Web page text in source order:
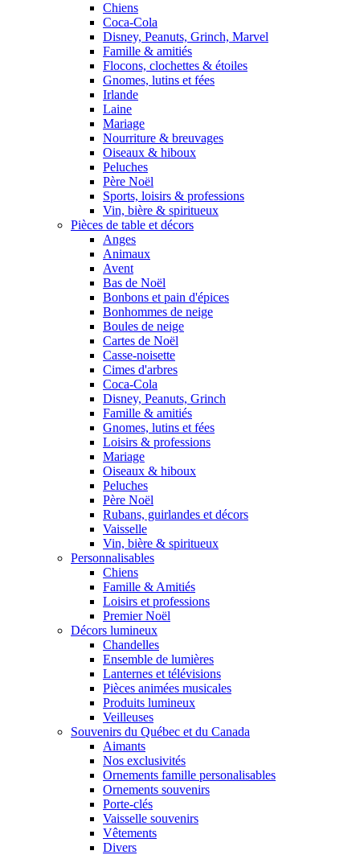
Chiens
Coca-Cola
Disney, Peanuts, Grinch, Marvel
Famille & amitiés
Flocons, clochettes & étoiles
Gnomes, lutins et fées
Irlande
Laine
Mariage
Nourriture & breuvages
Oiseaux & hiboux
Peluches
Père Noël
Sports, loisirs & professions
Vin, bière & spiritueux
Pièces de table et décors
Anges
Animaux
Avent
Bas de Noël
Bonbons et pain d'épices
Bonhommes de neige
Boules de neige
Cartes de Noël
Casse-noisette
Cimes d'arbres
Coca-Cola
Disney, Peanuts, Grinch
Famille & amitiés
Gnomes, lutins et fées
Loisirs & professions
Mariage
Oiseaux & hiboux
Peluches
Père Noël
Rubans, guirlandes et décors
Vaisselle
Vin, bière & spiritueux
Personnalisables
Chiens
Famille & Amitiés
Loisirs et professions
Premier Noël
Décors lumineux
Chandelles
Ensemble de lumières
Lanternes et télévisions
Pièces animées musicales
Produits lumineux
Veilleuses
Souvenirs du Québec et du Canada
Aimants
Nos exclusivités
Ornements famille personalisables
Ornements souvenirs
Porte-clés
Vaisselle souvenirs
Vêtements
Divers